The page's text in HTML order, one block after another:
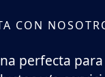
CON
perfecta